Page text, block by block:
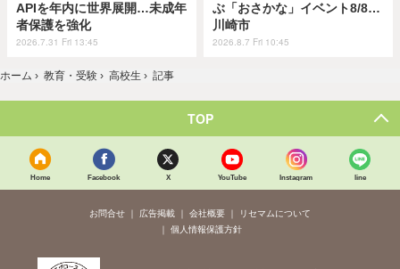
APIを年内に世界展開…未成年
者保護を強化
2026.7.31 Fri 13:45
ぶ「おさかな」イベント8/8…
川崎市
2026.8.7 Fri 10:45
ホーム › 教育・受験 › 高校生 › 記事
TOP
Home Facebook X YouTube Instagram line
お問合せ 広告掲載 会社概要
リセマムについて
個人情報保護方針